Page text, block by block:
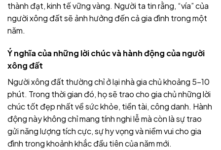
thành đạt, kinh tế vững vàng. Người ta tin rằng, “vía” của
người xông đất sẽ ảnh hưởng đến cả gia đình trong một
năm.
Ý nghĩa của những lời chúc và hành động của người
xông đất
Người xông đất thường chỉ ở lại nhà gia chủ khoảng 5-10
phút. Trong thời gian đó, họ sẽ trao cho gia chủ những lời
chúc tốt đẹp nhất về sức khỏe, tiền tài, công danh. Hành
động này không chỉ mang tính nghi lễ mà còn là sự trao
gửi năng lượng tích cực, sự hy vọng và niềm vui cho gia
đình trong khoảnh khắc đầu tiên của năm mới.